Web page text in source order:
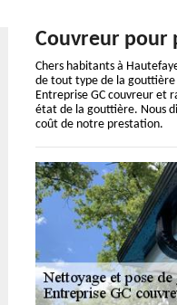
Couvreur pour
Chers habitants à
de tout type de la gouttière
Entreprise GC couvreur et
état de la gouttière. Nous
coût de notre prestation.